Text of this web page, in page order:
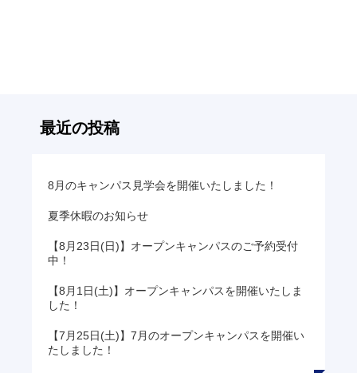
最近の投稿
8月のキャンパス見学会を開催いたしました！
夏季休暇のお知らせ
【8月23日(日)】オープンキャンパスのご予約受付
中！
【8月1日(土)】オープンキャンパスを開催いたしま
した！
【7月25日(土)】7月のオープンキャンパスを開催い
たしました！